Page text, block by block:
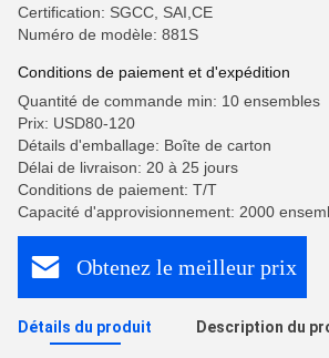
Certification: SGCC, SAI,CE
Numéro de modèle: 881S
Conditions de paiement et d'expédition
Quantité de commande min: 10 ensembles
Prix: USD80-120
Détails d'emballage: Boîte de carton
Délai de livraison: 20 à 25 jours
Conditions de paiement: T/T
Capacité d'approvisionnement: 2000
Obtenez le meilleur prix
Détails du produit Description du